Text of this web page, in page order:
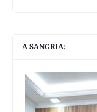
A SANGRIA: